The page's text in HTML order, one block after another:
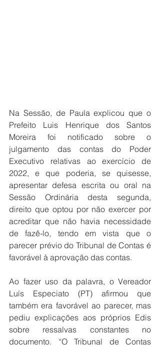
Na Sessão, de Paula explicou que o
Prefeito Luis Henrique dos Santos
Moreira foi notificado sobre o
julgamento das contas do Poder
Executivo relativas ao exercício de
2022, e que poderia, se quisesse,
apresentar defesa escrita ou oral na
Sessão Ordinária desta segunda,
direito que optou por não exercer por
acreditar que não havia necessidade
de fazê-lo, tendo em vista que o
parecer prévio do Tribunal de Contas é
favorável à aprovação das contas.
Ao fazer uso da palavra, o Vereador
Luís Especiato (PT) afirmou que
também era favorável ao parecer, mas
pediu explicações aos próprios Edis
sobre ressalvas constantes no
documento. “O Tribunal de Contas